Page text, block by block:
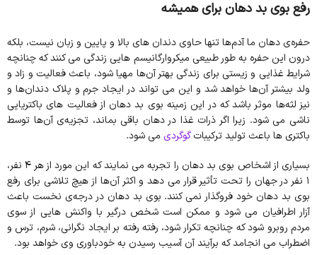
رفع بوی بد دهان برای همیشه
حفره‌ی دهان ما آدم‌ها تنها حاوی دندان‌ های بالا و پایین و زبان نیست، بلکه
درون این حفره به طور طبیعی میکروارگانیسم‌ هایی زندگی می‌ کنند که چنانچه
شرایط غذایی و زیستی برای زندگی بهتر آن‌ها مهیا شود، باعث فعالیت و زاد و
ولد بیشتر آن‌ها خواهد شد و این می تواند در ایجاد جرم و پلاک دندان‌ها و
نیز لثه‌ها موثر باشد که در این زمینه بوی بد دهان از فعالیت های باکتریایی
ناشی می شود. زیرا اگر ذرات غذا در دهان باقی بماند، تجزیه‌ی آن‌ها توسط
باکتری ها باعث تولید ترکیباتگوگردی می شود.
بسیاری از اشخاص بوی بد دهان را تجربه می نمایند که این مورد از هر ۴ نفر،
۱ نفر در جهان را تحت تأثیر قرار می دهد و اکثر آن‌ها از هیچ تلاشی برای رفع
بوی بد دهان خود فروگذار نمی کنند. بوی بد دهان در درجه‌ی نخست باعث
آزار اطرافیان می شود و ممکن است شخص درگیر با واکنش‌ هایی از سوی
مردم روبرو شود که چنانچه تکرار شود،‌ رفته رفته بر ایجاد نگرانی، شرم، ترس و
اضطراب می‌ انجامد که برآیند آن آسیب رسیدن به خودباوری وی خواهد بود.